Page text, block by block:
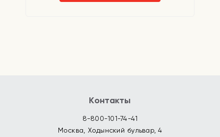
Контакты
8-800-101-74-41
Москва, Ходынский бульвар, 4